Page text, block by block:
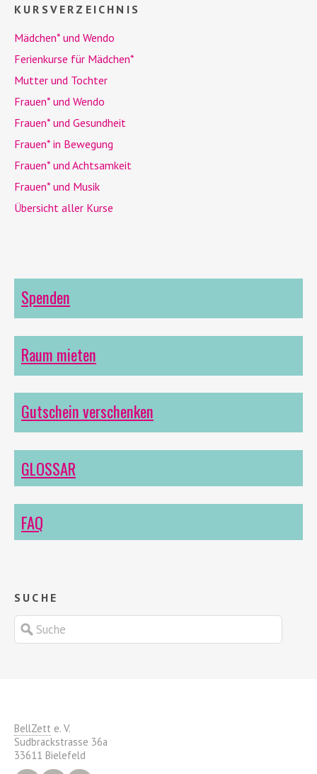
KURSVERZEICHNIS
Mädchen* und Wendo
Ferienkurse für Mädchen*
Mutter und Tochter
Frauen* und Wendo
Frauen* und Gesundheit
Frauen* in Bewegung
Frauen* und Achtsamkeit
Frauen* und Musik
Übersicht aller Kurse
Spenden
Raum mieten
Gutschein verschenken
GLOSSAR
FAQ
SUCHE
BellZett e. V.
Sudbrackstrasse 36a
33611 Bielefeld